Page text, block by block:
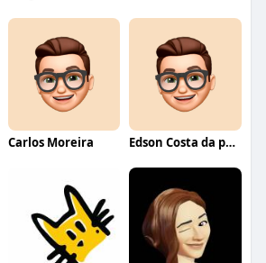
Carlos Moreira Edson Costa da paixão